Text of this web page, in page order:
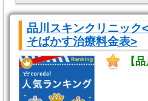
品川スキンクリニック
そばかす治療料金表>
【